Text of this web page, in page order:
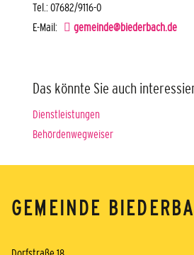
Tel.: 07682/9116-0
E-Mail:
gemeinde@biederbach.de
Das könnte Sie auch
Dienstleistungen
Behördenwegweiser
GEMEINDE